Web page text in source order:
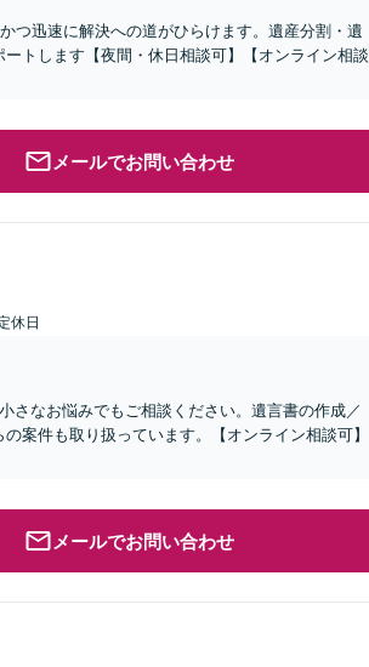
つ迅速に解決への道がひらけます。遺産分割・遺
トします【夜間・休日相談可】【オンライン相談
メールでお問い合わせ
休日
さなお悩みでもご相談ください。遺言書の作成／
案件も取り扱っています。【オンライン相談可】
メールでお問い合わせ